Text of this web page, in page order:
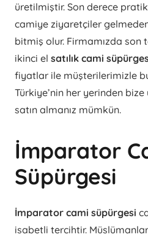
üretilmiştir. Son derece
camiye ziyaretçiler
bitmiş olur. Firmamızda son
ikinci el satılık cami
fiyatlar ile müşterilerimizle
Türkiye’nin her yerinden
satın almanız mümkün.
İmparator
Süpürgesi
İmparator cami süpürgesi
isabetli tercihtir.